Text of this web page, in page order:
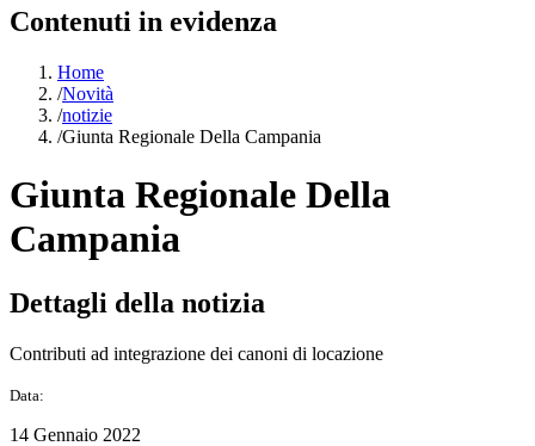
Contenuti in evidenza
Home
/Novità
/notizie
/Giunta Regionale Della Campania
Giunta Regionale Della
Campania
Dettagli della notizia
Contributi ad integrazione dei canoni di locazione
Data:
14 Gennaio 2022